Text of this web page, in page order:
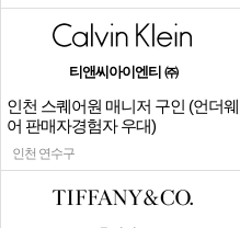
티앤씨아이엔티 ㈜
인천 스퀘어원 매니저 구인 (언더웨
어 판매자경험자 우대)
인천 연수구